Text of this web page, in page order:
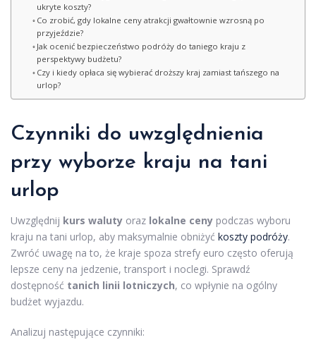
ukryte koszty?
Co zrobić, gdy lokalne ceny atrakcji gwałtownie wzrosną po
przyjeździe?
Jak ocenić bezpieczeństwo podróży do taniego kraju z
perspektywy budżetu?
Czy i kiedy opłaca się wybierać droższy kraj zamiast tańszego na
urlop?
Czynniki do uwzględnienia
przy wyborze kraju na tani
urlop
Uwzględnij kurs waluty oraz lokalne ceny podczas wyboru
kraju na tani urlop, aby maksymalnie obniżyć koszty podróży.
Zwróć uwagę na to, że kraje spoza strefy euro często oferują
lepsze ceny na jedzenie, transport i noclegi. Sprawdź
dostępność tanich linii lotniczych, co wpłynie na ogólny
budżet wyjazdu.
Analizuj następujące czynniki: